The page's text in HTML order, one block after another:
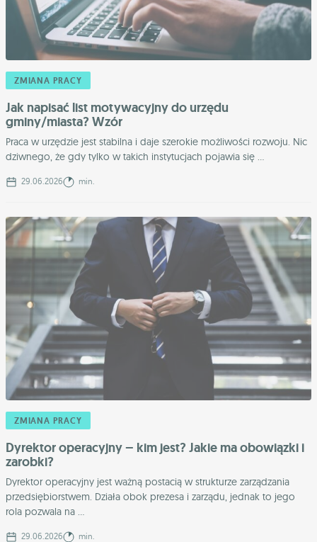
ZMIANA PRACY
Jak napisać list motywacyjny do urzędu
gminy/miasta? Wzór
Praca w urzędzie jest stabilna i daje szerokie możliwości rozwoju. Nic
dziwnego, że gdy tylko w takich instytucjach pojawia się ...
29.06.2026 min.
ZMIANA PRACY
Dyrektor operacyjny – kim jest? Jakie ma obowiązki i
zarobki?
Dyrektor operacyjny jest ważną postacią w strukturze zarządzania
przedsiębiorstwem. Działa obok prezesa i zarządu, jednak to jego
rola pozwala na ...
29.06.2026 min.